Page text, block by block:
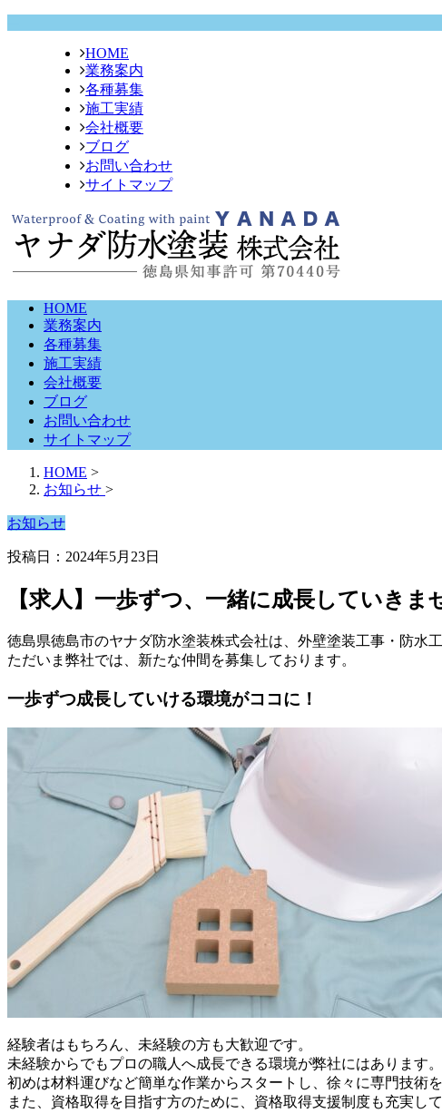
HOME
業務案内
各種募集
施工実績
会社概要
ブログ
お問い合わせ
サイトマップ
HOME
業務案内
各種募集
施工実績
会社概要
ブログ
お問い合わせ
サイトマップ
HOME >
お知らせ >
お知らせ
投稿日：2024年5月23日
【求人】一歩ずつ、一緒に成長していきま
徳島県徳島市のヤナダ防水塗装株式会社は、外壁塗装工事・防水
ただいま弊社では、新たな仲間を募集しております。
一歩ずつ成長していける環境がココに！
経験者はもちろん、未経験の方も大歓迎です。
未経験からでもプロの職人へ成長できる環境が弊社にはあります。
初めは材料運びなど簡単な作業からスタートし、徐々に専門技術
また、資格取得を目指す方のために、資格取得支援制度も充実し